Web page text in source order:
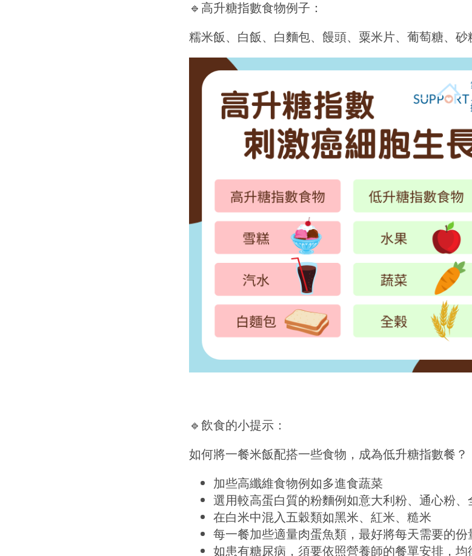
🔹高升糖指數食物例子：
糯米飯、白飯、白麵包、饅頭、粟米片、葡萄糖、
🔹飲食的小提示：
如何將一餐米飯配搭一些食物，成為低升糖指數餐？
加些高纖維食物例如多進食蔬菜
選用較高蛋白質的粉麵例如意大利粉、通心粉、
在白米中混入五穀類如黑米、紅米、糙米
每一餐加些適量肉蛋魚類，最好將每天需要的份
如患有糖尿病，須要依照營養師的餐單安排，